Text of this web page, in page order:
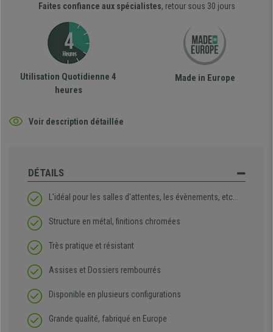
Faites confiance aux spécialistes, retour sous 30 jours
Utilisation Quotidienne 4
heures
Made in Europe
Voir description détaillée
DÉTAILS
L'idéal pour les salles d'attentes, les évènements, etc...
Structure en métal, finitions chromées
Très pratique et résistant
Assises et Dossiers rembourrés
Disponible en plusieurs configurations
Grande qualité, fabriqué en Europe